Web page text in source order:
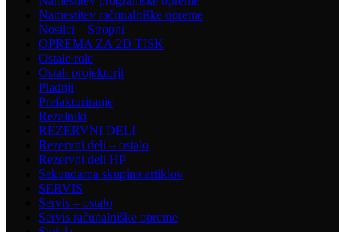
Namestitev računalniške opreme
Nosilci – Stropni
OPREMA ZA 2D TISK
Ostale role
Ostali projektorji
Pladnji
Prefakturiranje
Rezalniki
REZERVNI DELI
Rezervni deli – ostalo
Rezervni deli HP
Sekundarna skupina artiklov
SERVIS
Servis – ostalo
Servis računalniške opreme